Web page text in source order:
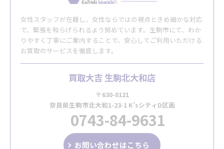
女性スタッフが在籍し、女性ならではの視点ときめ細かな対応
で、緊張を和らげられるよう努めています。生駒市にて、わか
りやすく丁寧にご案内することで、安心してご利用いただける
お買取のサービスを徹底します。
買取大吉 生駒北大和店
〒630-0121
奈良県生駒市北大和1-23-1 K’sシティD区画
0743-84-9631
お問い合わせはこちら